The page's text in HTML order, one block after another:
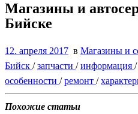
Магазины и
Бийске
12. апреля 2017 в Магазины и
Бийск /запчасти /информация /
особенности /ремонт /
Похожие статьи